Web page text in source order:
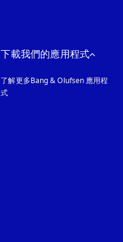
下載我們的應用程式
了解更多Bang & Olufsen 應用程
式